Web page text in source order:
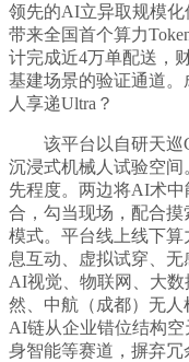
领先的AI立异取规模
带来全国首个算力
计完成近4万单配送，
基建场景的验证通道
人享递Ultra？
该平台以自研天巡
沉浸式机械人试验空
先程度。两边将AI术
合，勾当现场，配合摸
模式。平台线上线下
息互动、虚拟试穿、
AI视觉、物联网、大
然、中航（成都）无
AI链从企业错位结构
身智能等赛道，摒弃冗